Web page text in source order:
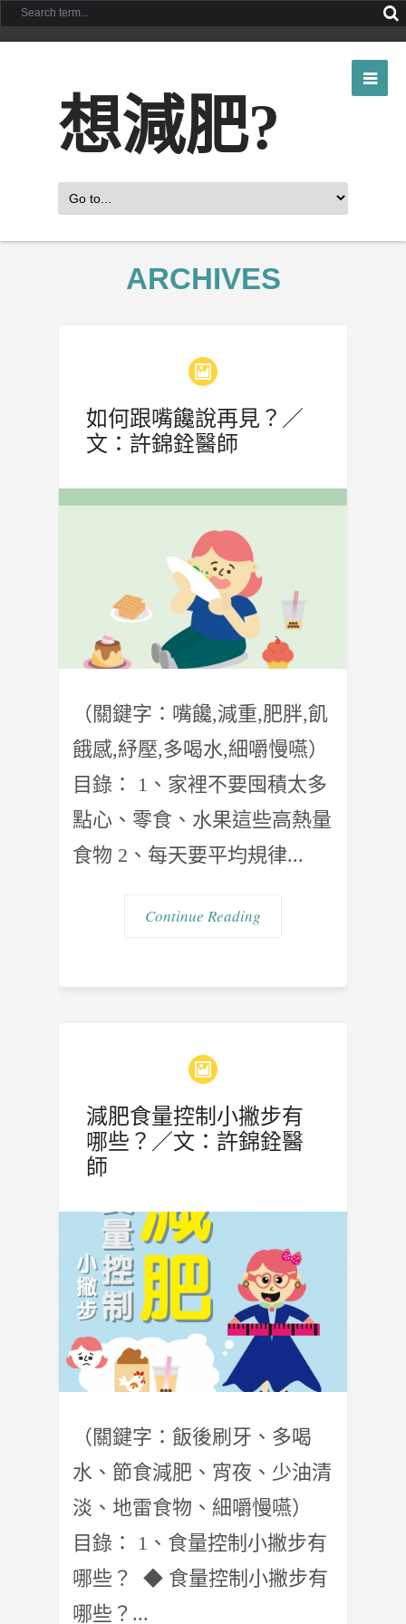
想減肥?
ARCHIVES
如何跟嘴饞說再見？／
文：許錦銓醫師
（關鍵字：嘴饞,減重,肥胖,飢
餓感,紓壓,多喝水,細嚼慢嚥）
目錄： 1、家裡不要囤積太多
點心、零食、水果這些高熱量
食物 2、每天要平均規律...
Continue Reading
減肥食量控制小撇步有
哪些？／文：許錦銓醫
師
（關鍵字：飯後刷牙、多喝
水、節食減肥、宵夜、少油清
淡、地雷食物、細嚼慢嚥）
目錄： 1、食量控制小撇步有
哪些？ ◆ 食量控制小撇步有
哪些？...